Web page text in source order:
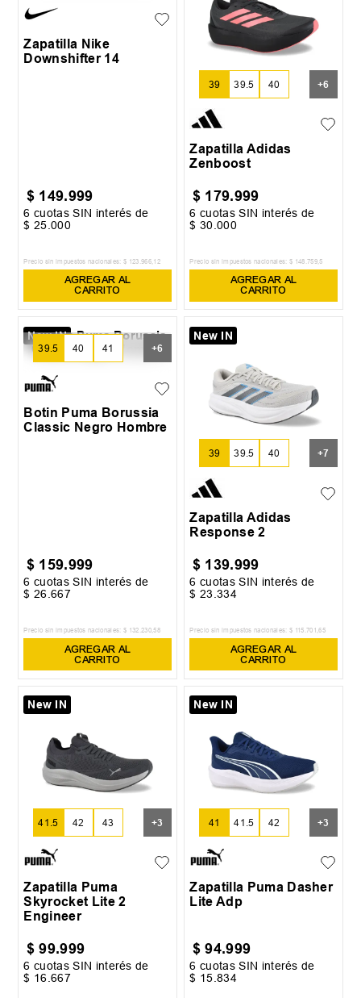
Zapatilla Nike
Downshifter 14
$ 149.999
6 cuotas SIN interés de
$ 25 .000
Precio sin impuestos nacionales: $ 123 966, 12
AGREGAR AL
CARRITO
39 39.5 40 +6
Zapatilla Adidas
Zenboost
$ 179.999
6 cuotas SIN interés de
$ 30 .000
Precio sin impuestos nacionales: $ 148 759,5
AGREGAR AL
CARRITO
New IN
39.5 40 41 +6
Botin Puma Borussia
Classic Negro Hombre
$ 159.999
6 cuotas SIN interés de
$ 26.667
Precio sin impuestos nacionales: $ 132 .230,58
AGREGAR AL
CARRITO
New IN
39 39.5 40 +7
Zapatilla Adidas
Response 2
$ 139.999
6 cuotas SIN interés de
$ 23.334
Precio sin impuestos nacionales: $ 115 .701 ,65
AGREGAR AL
CARRITO
New IN
41.5 42 43 +3
Zapatilla Puma
Skyrocket Lite 2
Engineer
$ 99.999
6 cuotas SIN interés de
$ 16 .667
New IN
41 41.5 42 +3
Zapatilla Puma Dasher
Lite Adp
$ 94.999
6 cuotas SIN interés de
$ 15 .834